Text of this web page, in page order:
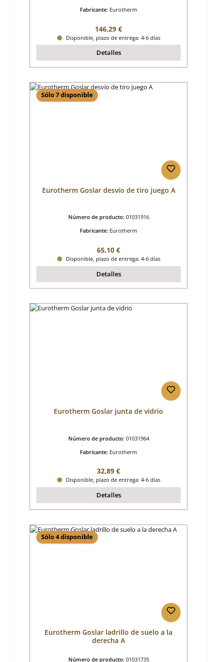
Fabricante: Eurotherm
Precio normal:
146,29 €
Disponible, plazo de entrega: 4-6 días
Detalles
Sólo 7 disponible
Eurotherm Goslar desvío de tiro juego A
Número de producto: 01031916
Fabricante: Eurotherm
Precio normal:
65,10 €
Disponible, plazo de entrega: 4-6 días
Detalles
Eurotherm Goslar junta de vidrio
Número de producto: 01031964
Fabricante: Eurotherm
Precio normal:
32,89 €
Disponible, plazo de entrega: 4-6 días
Detalles
Sólo 4 disponible
Eurotherm Goslar ladrillo de suelo a la
derecha A
Número de producto: 01031735